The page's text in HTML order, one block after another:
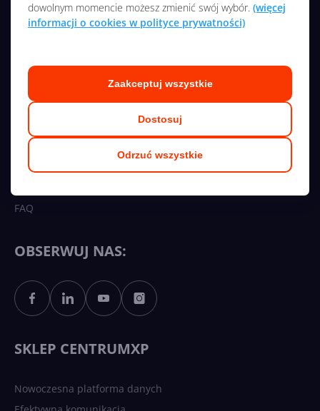
dowolnym momencie możesz zmienić swój wybór. (więcej
informacji o cookies w polityce prywatności)
Odrzuć wszystkie
Dostosuj
Zaakceptuj wszystkie
NASZE SERWISY
O nas
Kariera
Polityka prywatności
Współpraca
FAQ
OBSERWUJ NAS:
SKLEP CENTRUMXP
Nowoczesna platforma danych